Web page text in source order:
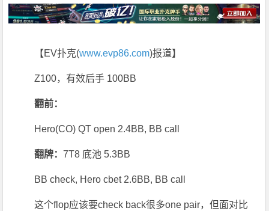
【EV扑克(www.evp86.com)报道】
Z100，有效后手 100BB
翻前：
Hero(CO) QT open 2.4BB, BB call
翻牌：7T8 底池 5.3BB
BB check, Hero cbet 2.6BB, BB call
这个flop应该要check back很多one pair，但面对比